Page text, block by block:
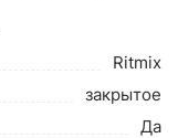
Ritmix
закрытое
Да